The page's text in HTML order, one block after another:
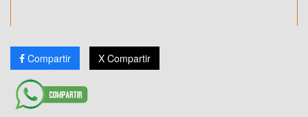
Compartir X Compartir